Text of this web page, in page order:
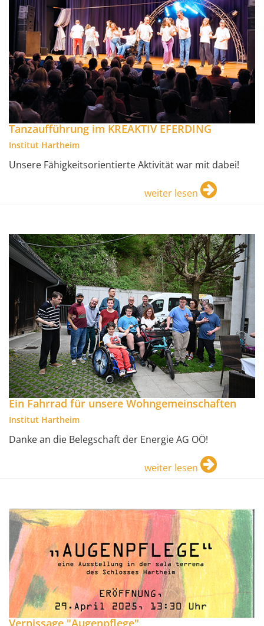
Tanzaufführung im KREAKTIV EFERDING
Institut Hartheim
Unsere Fähigkeitsorientierte Aktivität war mit dabei!
weiter lesen
Ein Fahrrad für unsere Wohngemeinschaften
Institut Hartheim
Danke an die Belegschaft der Energie AG OÖ!
weiter lesen
Vernissage "Augenpflege"